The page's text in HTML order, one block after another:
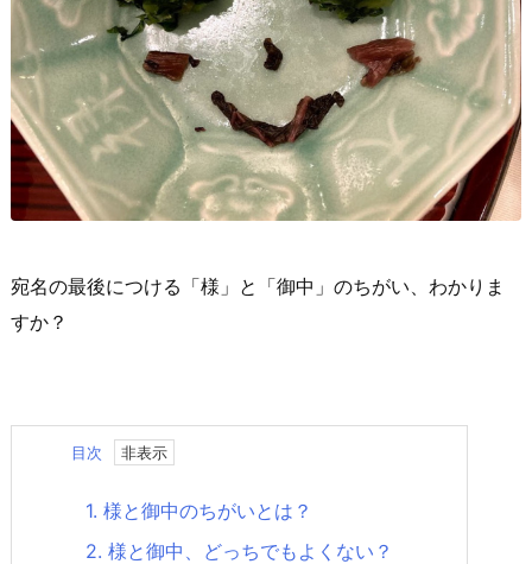
宛名の最後につける「様」と「御中」のちがい、わかりま
すか？
目次
1. 様と御中のちがいとは？
2. 様と御中、どっちでもよくない？